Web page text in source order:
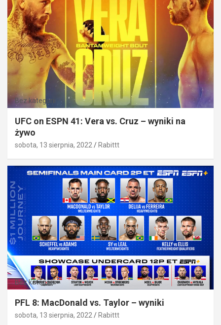
Bez kategorii
UFC on ESPN 41: Vera vs. Cruz – wyniki na
żywo
sobota, 13 sierpnia, 2022 Rabittt
Bez kategorii
PFL 8: MacDonald vs. Taylor – wyniki
sobota, 13 sierpnia, 2022 Rabittt